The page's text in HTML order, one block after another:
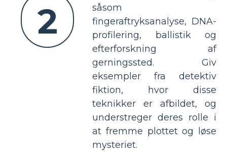
2
såsom
fingeraftryksanalyse, DNA-
profilering, ballistik og
efterforskning af
gerningssted. Giv
eksempler fra detektiv
fiktion, hvor disse
teknikker er afbildet, og
understreger deres rolle i
at fremme plottet og løse
mysteriet.